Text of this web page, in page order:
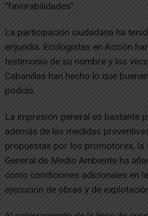
“favorabilidades”.
La participación ciudadana ha
enjundia. Ecologistas en Acción
testimonio de su nombre y los
Cabanillas han hecho lo que
podido.
La impresión general es bastante
además de las medidas
propuestas por los promotores, la
General de Medio Ambiente ha
como condiciones adicionales en
ejecución de obras y de